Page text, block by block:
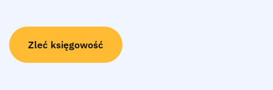
Zleć księgowość